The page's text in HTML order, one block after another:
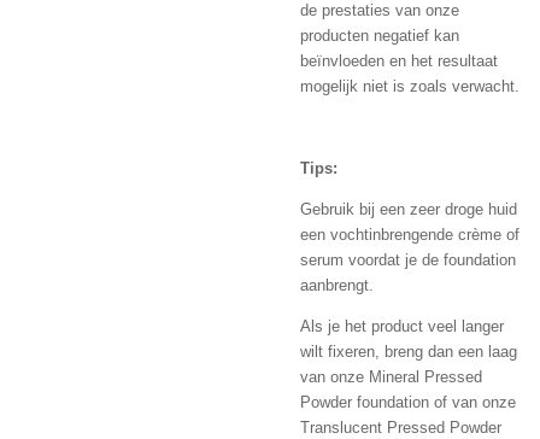
de prestaties van onze
producten negatief kan
beïnvloeden en het resultaat
mogelijk niet is zoals verwacht.
Tips:
Gebruik bij een zeer droge huid
een vochtinbrengende crème of
serum voordat je de foundation
aanbrengt.
Als je het product veel langer
wilt fixeren, breng dan een laag
van onze Mineral Pressed
Powder foundation of van onze
Translucent Pressed Powder